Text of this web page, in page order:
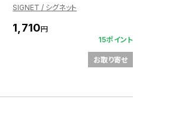
SIGNET / シグネット
1,710円
15ポイント
お取り寄せ